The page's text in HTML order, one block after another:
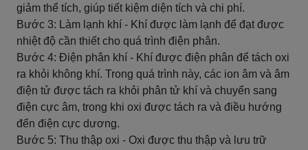
giảm thể tích, giúp tiết kiệm diện tích và chi phí.
Bước 3: Làm lạnh khí - Khí được làm lạnh để đạt được
nhiệt độ cần thiết cho quá trình điện phân.
Bước 4: Điện phân khí - Khí được điện phân để tách oxi
ra khỏi không khí. Trong quá trình này, các ion âm và âm
điện tử được tách ra khỏi phân tử khí và chuyển sang
điện cực âm, trong khi oxi được tách ra và điều hướng
đến điện cực dương.
Bước 5: Thu thập oxi - Oxi được thu thập và lưu trữ